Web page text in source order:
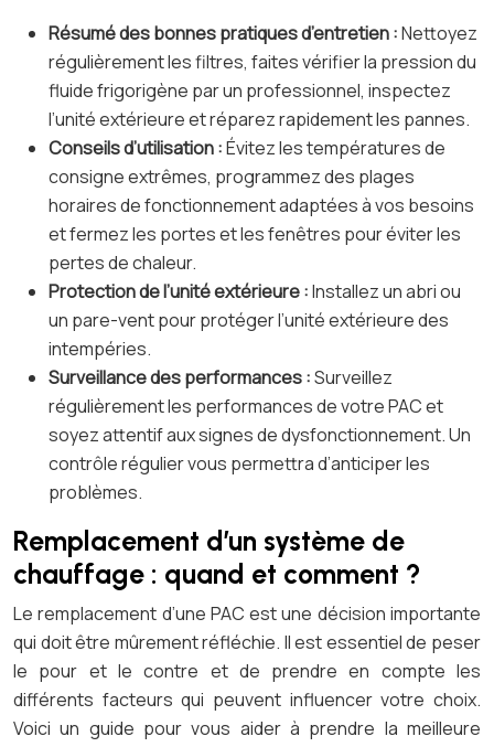
Résumé des bonnes pratiques d’entretien :Nettoyez
régulièrement les filtres, faites vérifier la pression du
fluide frigorigène par un professionnel, inspectez
l’unité extérieure et réparez rapidement les pannes.
Conseils d’utilisation :Évitez les températures de
consigne extrêmes, programmez des plages
horaires de fonctionnement adaptées à vos besoins
et fermez les portes et les fenêtres pour éviter les
pertes de chaleur.
Protection de l’unité extérieure :Installez un abri ou
un pare-vent pour protéger l’unité extérieure des
intempéries.
Surveillance des performances :Surveillez
régulièrement les performances de votre PAC et
soyez attentif aux signes de dysfonctionnement. Un
contrôle régulier vous permettra d’anticiper les
problèmes.
Remplacement d’un système de
chauffage : quand et comment ?
Le remplacement d’une PAC est une décision importante
qui doit être mûrement réfléchie. Il est essentiel de peser
le pour et le contre et de prendre en compte les
différents facteurs qui peuvent influencer votre choix.
Voici un guide pour vous aider à prendre la meilleure